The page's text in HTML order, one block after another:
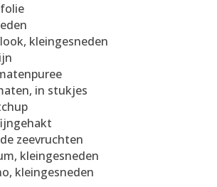
kleingesneden
in stukjes
zeevruchten
kleingesneden
kleingesneden